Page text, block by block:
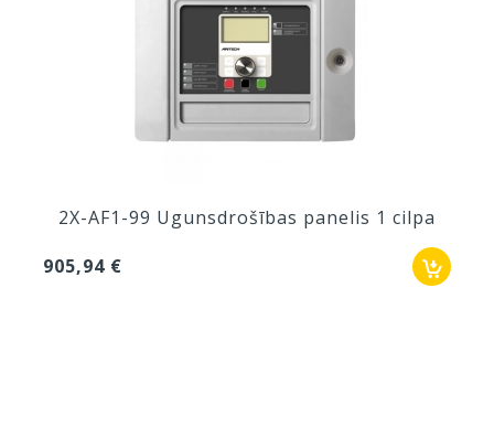
2X-AF1-99 Ugunsdrošības panelis 1 cilpa
905,94 €